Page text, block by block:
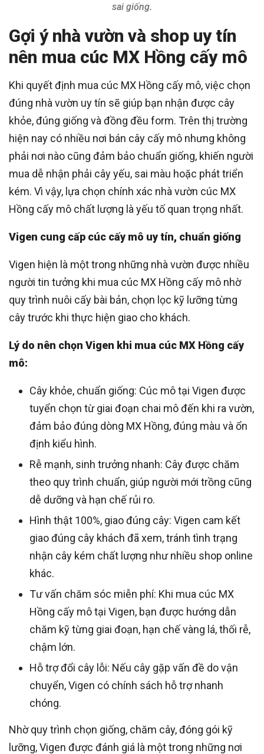
sai giống.
Gợi ý nhà vườn và shop uy tín
nên mua cúc MX Hồng cấy mô
Khi quyết định mua cúc MX Hồng cấy mô, việc chọn
đúng nhà vườn uy tín sẽ giúp bạn nhận được cây
khỏe, đúng giống và đồng đều form. Trên thị trường
hiện nay có nhiều nơi bán cây cấy mô nhưng không
phải nơi nào cũng đảm bảo chuẩn giống, khiến người
mua dễ nhận phải cây yếu, sai màu hoặc phát triển
kém. Vì vậy, lựa chọn chính xác nhà vườn cúc MX
Hồng cấy mô chất lượng là yếu tố quan trọng nhất.
Vigen cung cấp cúc cấy mô uy tín, chuẩn giống
Vigen hiện là một trong những nhà vườn được nhiều
người tin tưởng khi mua cúc MX Hồng cấy mô nhờ
quy trình nuôi cấy bài bản, chọn lọc kỹ lưỡng từng
cây trước khi thực hiện giao cho khách.
Lý do nên chọn Vigen khi mua cúc MX Hồng cấy
mô:
Cây khỏe, chuẩn giống: Cúc mô tại Vigen được
tuyển chọn từ giai đoạn chai mô đến khi ra vườn,
đảm bảo đúng dòng MX Hồng, đúng màu và ổn
định kiểu hình.
Rễ mạnh, sinh trưởng nhanh: Cây được chăm
theo quy trình chuẩn, giúp người mới trồng cũng
dễ dưỡng và hạn chế rủi ro.
Hình thật 100%, giao đúng cây: Vigen cam kết
giao đúng cây khách đã xem, tránh tình trạng
nhận cây kém chất lượng như nhiều shop online
khác.
Tư vấn chăm sóc miễn phí: Khi mua cúc MX
Hồng cấy mô tại Vigen, bạn được hướng dẫn
chăm kỹ từng giai đoạn, hạn chế vàng lá, thối rễ,
chậm lớn.
Hỗ trợ đổi cây lỗi: Nếu cây gặp vấn đề do vận
chuyển, Vigen có chính sách hỗ trợ nhanh
chóng.
Nhờ quy trình chọn giống, chăm cây, đóng gói kỹ
lưỡng, Vigen được đánh giá là một trong những nơi